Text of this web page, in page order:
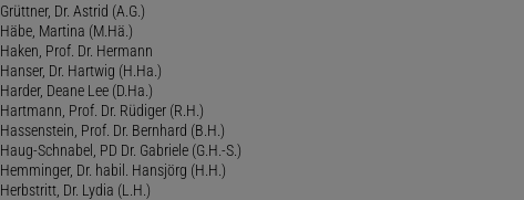
Grüttner, Dr. Astrid (A.G.)
Häbe, Martina (M.Hä.)
Haken, Prof. Dr. Hermann
Hanser, Dr. Hartwig (H.Ha.)
Harder, Deane Lee (D.Ha.)
Hartmann, Prof. Dr. Rüdiger (R.H.)
Hassenstein, Prof. Dr. Bernhard (B.H.)
Haug-Schnabel, PD Dr. Gabriele (G.H.-S.)
Hemminger, Dr. habil. Hansjörg (H.H.)
Herbstritt, Dr. Lydia (L.H.)